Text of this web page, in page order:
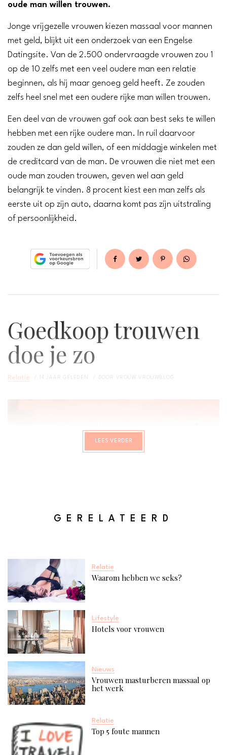
oude man willen trouwen.
Jonge vrijgezelle vrouwen kiezen massaal voor mannen
met geld, blijkt uit een onderzoek van een Engelse
Datingsite. Van de 2.500 ondervraagde vrouwen zou 1
op de 10 zelfs met een veel oudere man een relatie
beginnen, als hij maar genoeg geld heeft. Ze zouden
zelfs heel snel met een oudere rijke man willen trouwen.
Een deel van de vrouwen gaf ook aan best seks te willen
hebben met een rijke oudere man. In ruil daarvoor
zouden ze dan geld willen, of een middagje winkelen met
de creditcard van de man. De vrouwen die niet met een
oude man zouden trouwen, geven wel aan geld
belangrijk te vinden. 8 procent kiest een man zelfs als
eerste uit op zijn auto, daarna komt pas zijn uitstraling
of persoonlijkheid.
Goedkoop trouwen
doe je zo
Relatie 14 JAAR GELEDEN DOOR VROUW VROUWBLOG
LEES VERDER
GERELATEERD
Relatie
Waarom hebben we seks?
Lifestyle
Hotels voor vrouwen
Nieuws
Vrouwen masturberen massaal op
het werk
Relatie
Top 5 foute mannen